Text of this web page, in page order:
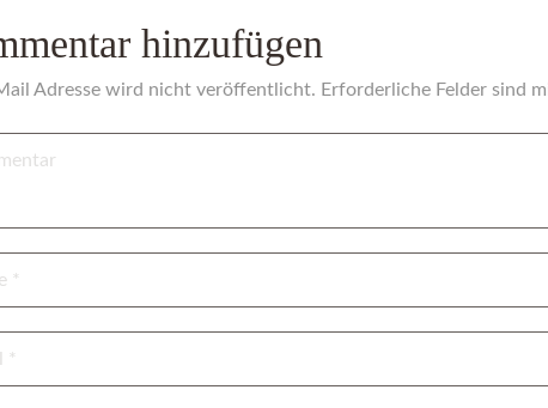
hinzufügen
Adresse wird nicht veröffentlicht. Erforderliche Felder sind